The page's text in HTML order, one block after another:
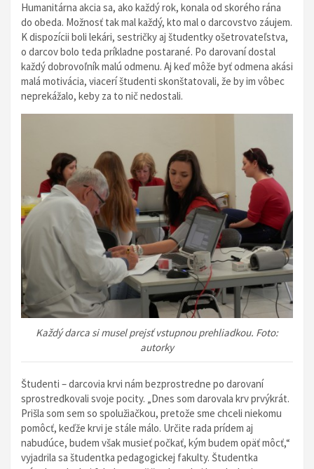
Humanitárna akcia sa, ako každý rok, konala od skorého rána
do obeda. Možnosť tak mal každý, kto mal o darcovstvo záujem.
K dispozícii boli lekári, sestričky aj študentky ošetrovateľstva,
o darcov bolo teda príkladne postarané. Po darovaní dostal
každý dobrovoľník malú odmenu. Aj keď môže byť odmena akási
malá motivácia, viacerí študenti skonštatovali, že by im vôbec
neprekážalo, keby za to nič nedostali.
Každý darca si musel prejsť vstupnou prehliadkou. Foto:
autorky
Študenti – darcovia krvi nám bezprostredne po darovaní
sprostredkovali svoje pocity. „Dnes som darovala krv prvýkrát.
Prišla som sem so spolužiačkou, pretože sme chceli niekomu
pomôcť, keďže krvi je stále málo. Určite rada prídem aj
nabudúce, budem však musieť počkať, kým budem opäť môcť,“
vyjadrila sa študentka pedagogickej fakulty. Študentka